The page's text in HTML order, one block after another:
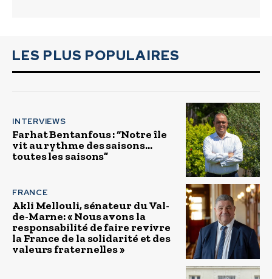
LES PLUS POPULAIRES
INTERVIEWS
Farhat Bentanfous : “Notre île
vit au rythme des saisons…
toutes les saisons”
FRANCE
Akli Mellouli, sénateur du Val-
de-Marne: « Nous avons la
responsabilité de faire revivre
la France de la solidarité et des
valeurs fraternelles »